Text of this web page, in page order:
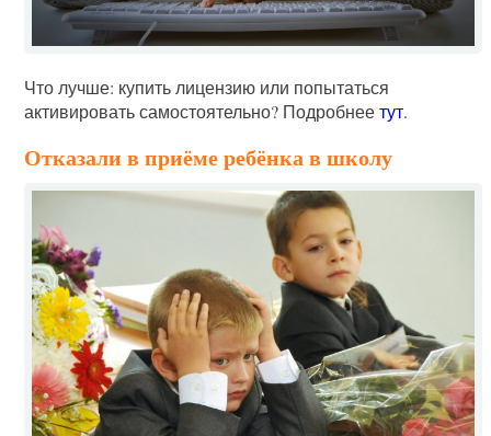
Что лучше: купить лицензию или попытаться
активировать самостоятельно? Подробнеетут.
Отказали в приёме ребёнка в школу